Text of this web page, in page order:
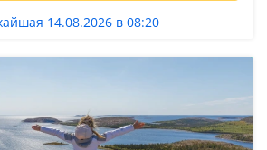
14.08.2026 в 08:20